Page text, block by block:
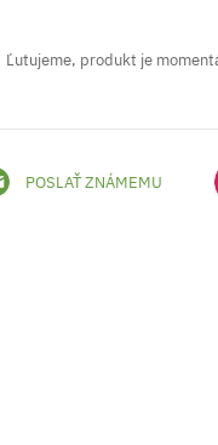
Ľutujeme, produkt je
POSLAŤ ZNÁMEMU